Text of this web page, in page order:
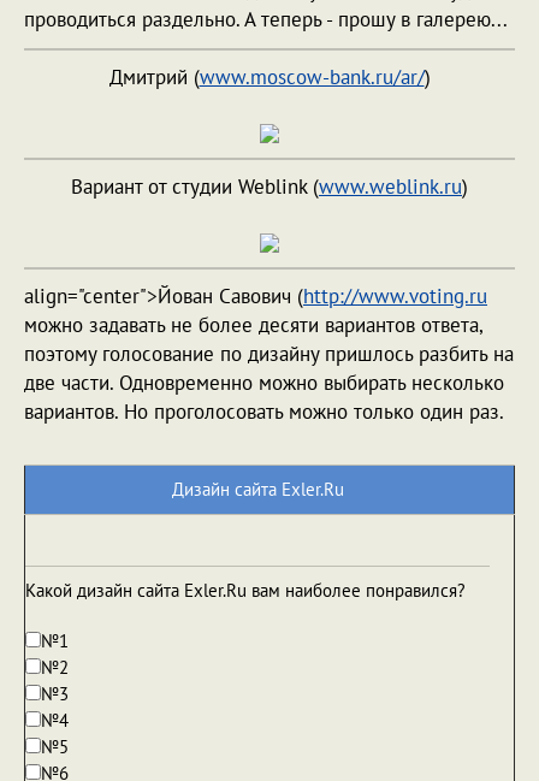
проводиться раздельно. А теперь - прошу в галерею...
Дмитрий (www.moscow-bank.ru/ar/)
Вариант от студии Weblink (www.weblink.ru)
align="center">Йован Савович (http://www.voting.ru
можно задавать не более десяти вариантов ответа,
поэтому голосование по дизайну пришлось разбить на
две части. Одновременно можно выбирать несколько
вариантов. Но проголосовать можно только один раз.
Дизайн сайта Exler.Ru
Какой дизайн сайта Exler.Ru вам наиболее понравился?
№1
№2
№3
№4
№5
№6